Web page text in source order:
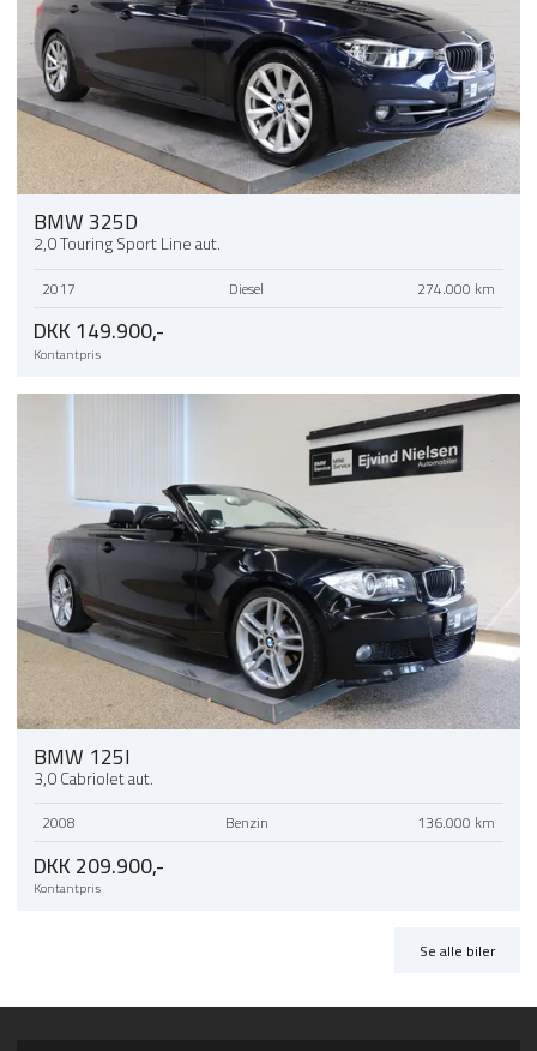
BMW 325D
2,0 Touring Sport Line aut.
2017 Diesel 274.000 km
DKK 149.900,-
Kontantpris
BMW 125I
3,0 Cabriolet aut.
2008 Benzin 136.000 km
DKK 209.900,-
Kontantpris
Se alle biler